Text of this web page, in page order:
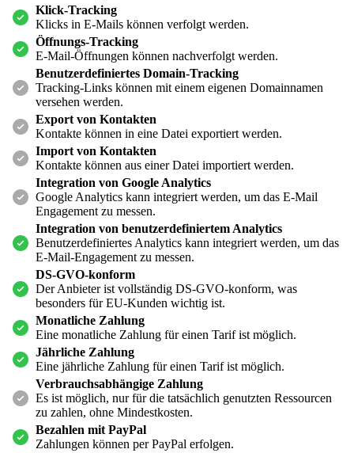
Klick-Tracking
Klicks in E-Mails können verfolgt werden.
Öffnungs-Tracking
E-Mail-Öffnungen können nachverfolgt werden.
Benutzerdefiniertes Domain-Tracking
Tracking-Links können mit einem eigenen Domainnamen
versehen werden.
Export von Kontakten
Kontakte können in eine Datei exportiert werden.
Import von Kontakten
Kontakte können aus einer Datei importiert werden.
Integration von Google Analytics
Google Analytics kann integriert werden, um das E-Mail
Engagement zu messen.
Integration von benutzerdefiniertem Analytics
Benutzerdefiniertes Analytics kann integriert werden, um das
E-Mail-Engagement zu messen.
DS-GVO-konform
Der Anbieter ist vollständig DS-GVO-konform, was
besonders für EU-Kunden wichtig ist.
Monatliche Zahlung
Eine monatliche Zahlung für einen Tarif ist möglich.
Jährliche Zahlung
Eine jährliche Zahlung für einen Tarif ist möglich.
Verbrauchsabhängige Zahlung
Es ist möglich, nur für die tatsächlich genutzten Ressourcen
zu zahlen, ohne Mindestkosten.
Bezahlen mit PayPal
Zahlungen können per PayPal erfolgen.